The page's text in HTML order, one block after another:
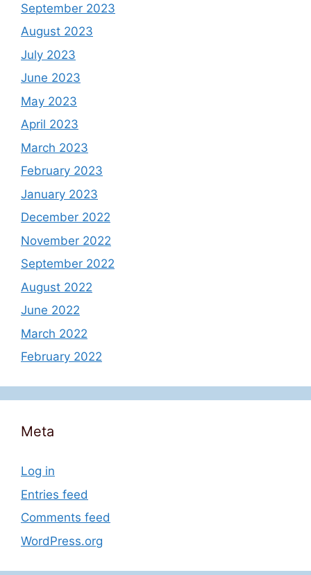
September 2023
August 2023
July 2023
June 2023
May 2023
April 2023
March 2023
February 2023
January 2023
December 2022
November 2022
September 2022
August 2022
June 2022
March 2022
February 2022
Meta
Log in
Entries feed
Comments feed
WordPress.org